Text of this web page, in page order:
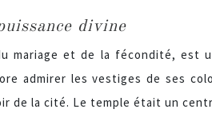
divine
mariage et de la fécondité, est
admirer les vestiges de ses
de la cité. Le temple était un